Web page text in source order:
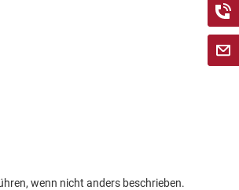
wenn nicht anders beschrieben.